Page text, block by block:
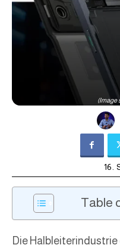
(Image
16.
Table
Die